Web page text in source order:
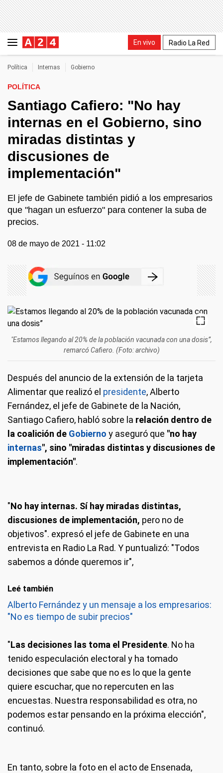
En vivo Radio La Red
Política Internas Gobierno
POLÍTICA
Santiago Cafiero: "No hay
internas en el Gobierno, sino
miradas distintas y
discusiones de
implementación"
El jefe de Gabinete también pidió a los empresarios
que "hagan un esfuerzo" para contener la suba de
precios.
08 de mayo de 2021 - 11:02
"Estamos llegando al 20% de la población vacunada con una dosis”,
remarcó Cafiero. (Foto: archivo)
Después del anuncio de la extensión de la tarjeta
Alimentar que realizó el presidente, Alberto
Fernández, el jefe de Gabinete de la Nación,
Santiago Cafiero, habló sobre la relación dentro de
la coalición de Gobierno y aseguró que "no hay
internas", sino "miradas distintas y discusiones de
implementación".
"No hay internas. Sí hay miradas distintas,
discusiones de implementación, pero no de
objetivos". expresó el jefe de Gabinete en una
entrevista en Radio La Rad. Y puntualizó: "Todos
sabemos a dónde queremos ir",
Leé también
Alberto Fernández y un mensaje a los empresarios:
"No es tiempo de subir precios"
"Las decisiones las toma el Presidente. No ha
tenido especulación electoral y ha tomado
decisiones que sabe que no es lo que la gente
quiere escuchar, que no repercuten en las
encuestas. Nuestra responsabilidad es otra, no
podemos estar pensando en la próxima elección",
continuó.
En tanto, sobre la foto en el acto de Ensenada,